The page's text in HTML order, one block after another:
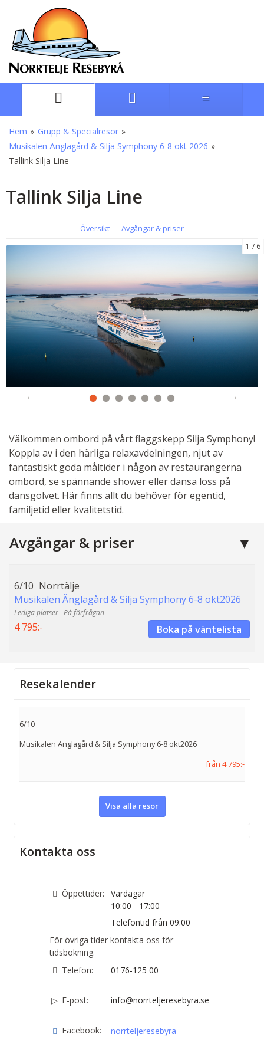
Hem » Grupp & Specialresor »
Musikalen Änglagård & Silja Symphony 6-8 okt 2026 »
Tallink Silja Line
Tallink Silja Line
Översikt Avgångar & priser
1 6
Välkommen ombord på vårt flaggskepp Silja Symphony!
Koppla av i den härliga relaxavdelningen, njut av
fantastiskt goda måltider i någon av restaurangerna
ombord, se spännande shower eller dansa loss på
dansgolvet. Här finns allt du behöver för egentid,
familjetid eller kvalitetstid.
Avgångar & priser
6/10 Norrtälje
Musikalen Änglagård & Silja Symphony 6-8 okt2026
På förfrågan
4 795:- Boka på väntelista
Resekalender
6/10
Musikalen Änglagård & Silja Symphony 6-8 okt2026
från 4 795:-
Visa alla resor
Kontakta oss
Öppettider:
Vardagar
10:00 - 17:00
Telefontid från 09:00
För övriga tider kontakta oss för
tidsbokning.
Telefon:
0176-125 00
E-post: info@norrteljeresebyra.se
Facebook:
norrteljeresebyra